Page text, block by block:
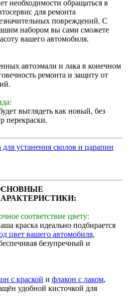
необходимости обращаться в
для ремонта
повреждений. С
набором вы сами сможете
вашего автомобиля.
автоэмали и лака в конечном
ремонта и защиту от
выглядеть как новый, без
перекраски.
для устанения сколов и царапин
соответствие цвету:
краска идеально подбирается
цвет вашего автомобиля,
безупречный и
с краской и флакон с лаком,
удобной кисточкой для